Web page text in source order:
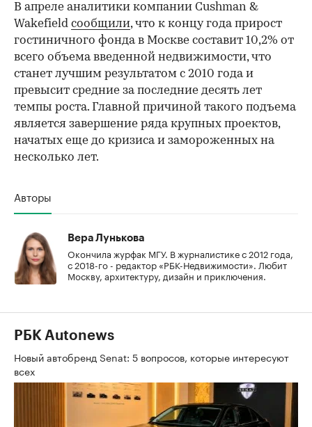
В апреле аналитики компании Cushman &
Wakefield сообщили, что к концу года прирост
гостиничного фонда в Москве составит 10,2% от
всего объема введенной недвижимости, что
станет лучшим результатом с 2010 года и
превысит средние за последние десять лет
темпы роста. Главной причиной такого подъема
является завершение ряда крупных проектов,
начатых еще до кризиса и замороженных на
несколько лет.
Авторы
Вера Лунькова
Окончила журфак МГУ. В журналистике с 2012 года,
с 2018-го - редактор «РБК-Недвижимости». Любит
Москву, архитектуру, дизайн и приключения.
РБК Autonews
Новый автобренд Senat: 5 вопросов, которые интересуют
всех